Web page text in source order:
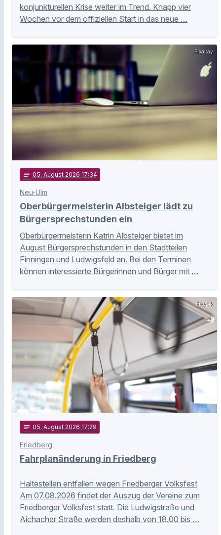
konjunkturellen Krise weiter im Trend. Knapp vier
Wochen vor dem offiziellen Start in das neue …
Pixabay
notes 05. August 2026 17:34
Neu-Ulm
Oberbürgermeisterin Albsteiger lädt zu
Bürgersprechstunden ein
Oberbürgermeisterin Katrin Albsteiger bietet im
August Bürgersprechstunden in den Stadtteilen
Finningen und Ludwigsfeld an. Bei den Terminen
können interessierte Bürgerinnen und Bürger mit …
Freepik
notes 05. August 2026 17:29
Friedberg
Fahrplanänderung in Friedberg
Haltestellen entfallen wegen Friedberger Volksfest
Am 07.08.2026 findet der Auszug der Vereine zum
Friedberger Volksfest statt. Die Ludwigstraße und
Aichacher Straße werden deshalb von 18.00 bis …